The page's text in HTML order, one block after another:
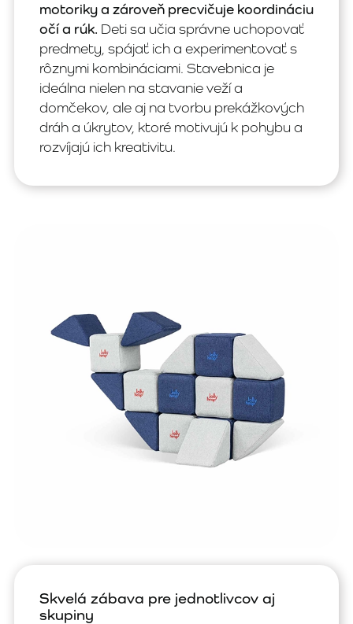
motoriky a zároveň precvičuje koordináciu
očí a rúk. Deti sa učia správne uchopovať
predmety, spájať ich a experimentovať s
rôznymi kombináciami. Stavebnica je
ideálna nielen na stavanie veží a
domčekov, ale aj na tvorbu prekážkových
dráh a úkrytov, ktoré motivujú k pohybu a
rozvíjajú ich kreativitu.
Skvelá zábava pre jednotlivcov aj
skupiny